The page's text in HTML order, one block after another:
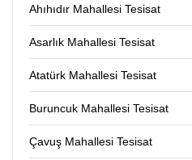
Ahıhıdır Mahallesi Tesisat
Asarlık Mahallesi Tesisat
Atatürk Mahallesi Tesisat
Buruncuk Mahallesi Tesisat
Çavuş Mahallesi Tesisat